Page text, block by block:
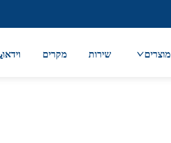
מוצרים שירות מקרים